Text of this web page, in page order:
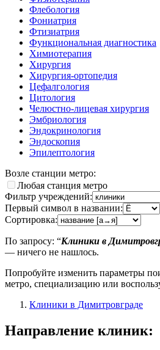
Флебология
Фониатрия
Фтизиатрия
Функциональная диагностика
Химиотерапия
Хирургия
Хирургия-ортопедия
Цефалгология
Цитология
Челюстно-лицевая хирургия
Эмбриология
Эндокринология
Эндоскопия
Эпилептология
Возле станции метро:
Любая станция метро
Фильтр учреждений:
Первый символ в названии:
Сортировка:
По запросу: “Клиники в
— ничего не нашлось.
Попробуйте изменить параметры
метро, специализацию или
Клиники в Димитровграде
Направление клиник: